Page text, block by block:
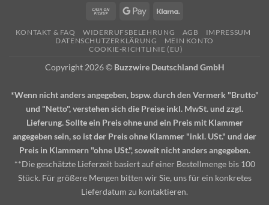
Cash
Pickup
Google
KONTAKT & FAQ WIDERRUFSBELEHRUNG AGB
IMPRESSUM
DATENSCHUTZERKLÄRUNG
MEIN KONTO
COOKIE-RICHTLINIE (EU)
Copyright 2026 © Buzzwire Deutschland GmbH
*Wenn nicht anders angegeben, bspw. durch den Vermerk "Brutto"
und "Netto", verstehen sich die Preise inkl. MwSt. und zzgl.
Lieferung. Sollte ein Preis ohne und ein Preis mit Klammer
angegeben sein, so ist der Preis ohne Klammer "inkl. USt." und der
Preis in Klammern "ohne USt.", soweit nicht anders angegeben.
**Die geschätzte Lieferzeit basiert auf einer Bestellmenge bis 100
Stück. Für größere Mengen bitten wir Sie, uns für ein konkretes
Lieferdatum zu kontaktieren.